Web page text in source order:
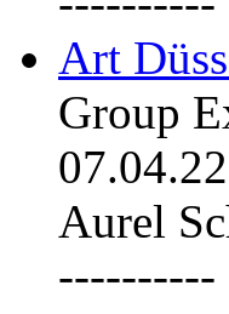
Art
Group
07.04.22
Aurel
----------